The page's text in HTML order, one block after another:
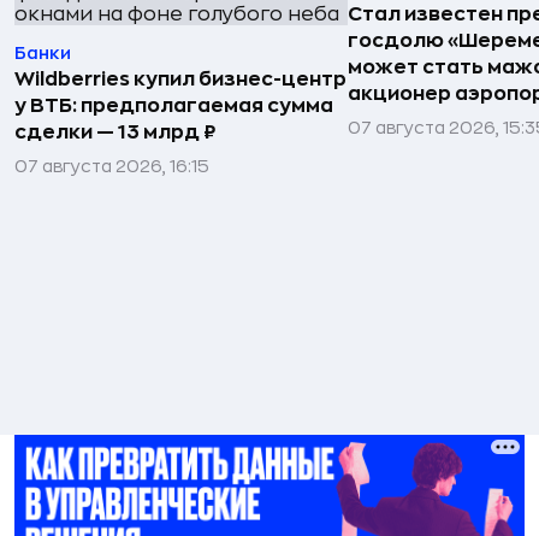
Банки
Wildberries купил бизнес-центр
у ВТБ: предполагаемая сумма
сделки — 13 млрд ₽
07 августа 2026, 16:15
Стал известен
госдолю
может стать
акционер
07 августа 2026,